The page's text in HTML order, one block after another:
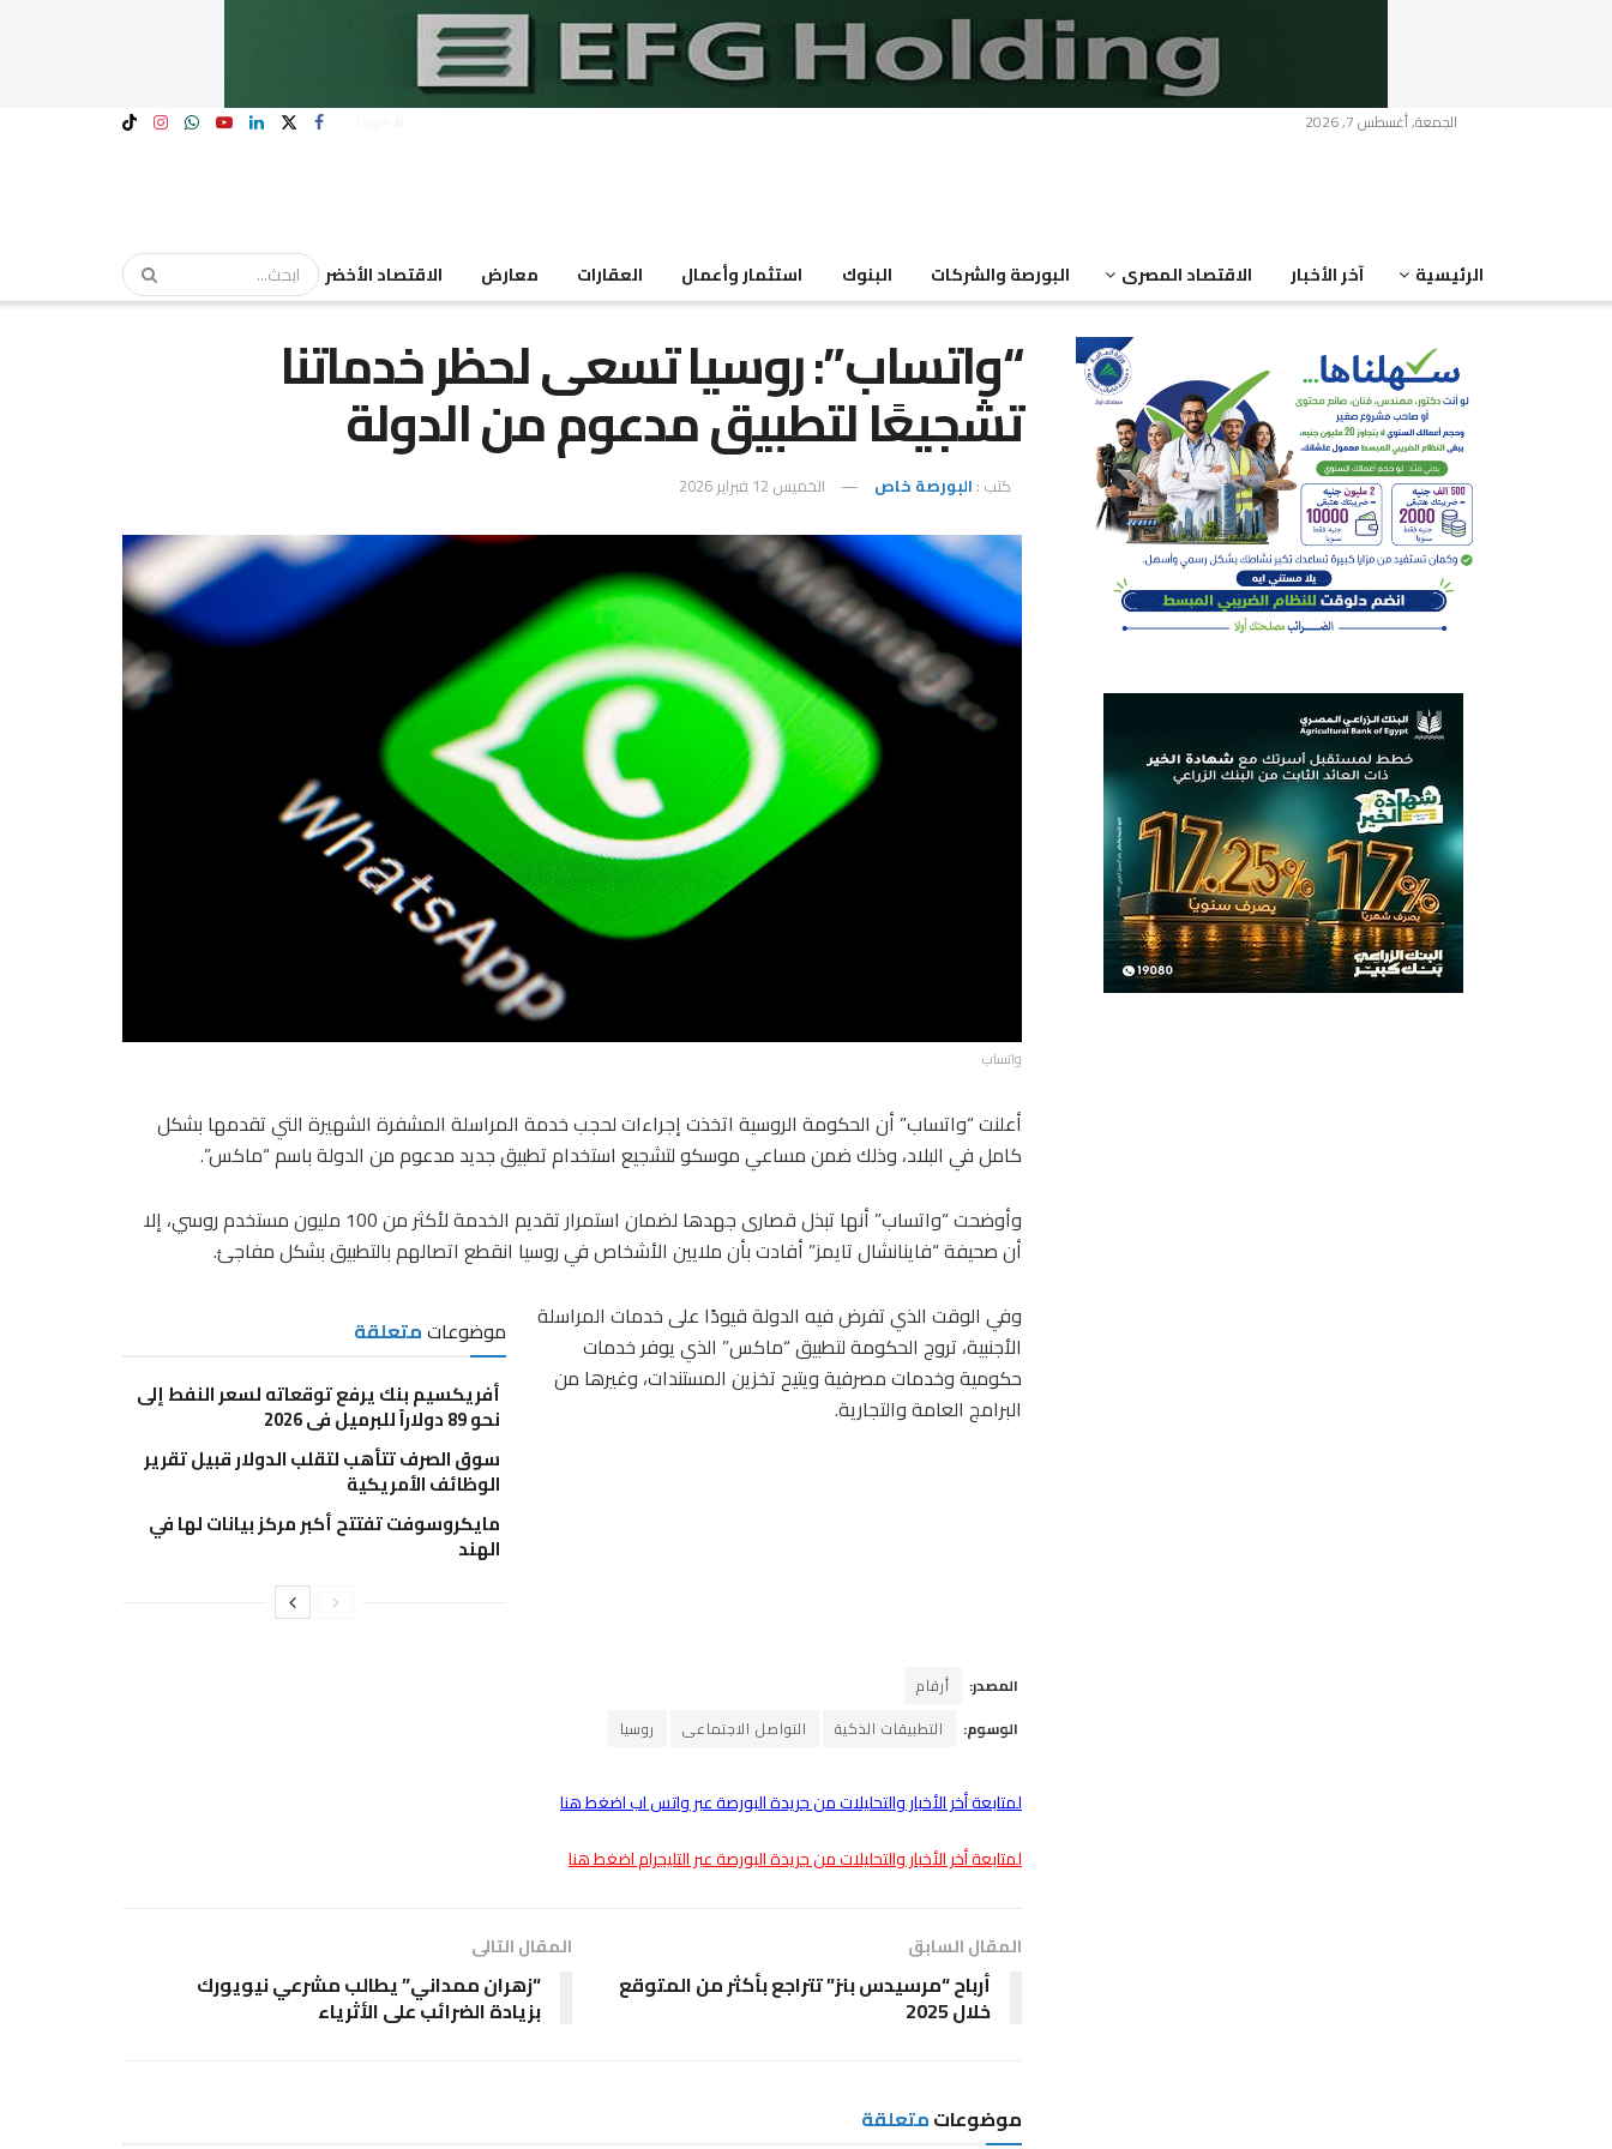
الجمعة, أغسطس 7, 2026
الرئيسية آخر الأخبار الاقتصاد المصرى البورصة والشركات البنوك استثمار وأعمال العقارات معارض الاقتصاد الأخضر
“واتساب”: روسيا تسعى لحظر خدماتنا
تشجيعًا لتطبيق مدعوم من الدولة
كتب : البورصة خاص الخميس 12 فبراير 2026
واتساب
أعلنت “واتساب” أن الحكومة الروسية اتخذت إجراءات لحجب خدمة المراسلة المشفرة الشهيرة التي تقدمها بشكل
كامل في البلاد، وذلك ضمن مساعي موسكو لتشجيع استخدام تطبيق جديد مدعوم من الدولة باسم “ماكس”.
وأوضحت “واتساب” أنها تبذل قصارى جهدها لضمان استمرار تقديم الخدمة لأكثر من 100 مليون مستخدم روسي، إلا
أن صحيفة “فاينانشال تايمز” أفادت بأن ملايين الأشخاص في روسيا انقطع اتصالهم بالتطبيق بشكل مفاجئ.
موضوعاتمتعلقة
أفريكسيم بنك يرفع توقعاته لسعر النفط إلى
نحو 89 دولاراً للبرميل في 2026
سوق الصرف تتأهب لتقلب الدولار قبيل تقرير
الوظائف الأمريكية
مايكروسوفت تفتتح أكبر مركز بيانات لها في
الهند
وفي الوقت الذي تفرض فيه الدولة قيودًا على خدمات المراسلة
الأجنبية، تروج الحكومة لتطبيق “ماكس” الذي يوفر خدمات
حكومية وخدمات مصرفية ويتيح تخزين المستندات، وغيرها من
البرامج العامة والتجارية.
المصدر:
أرقام
الوسوم:
التطبيقات الذكية التواصل الاجتماعى روسيا
لمتابعة أخر الأخبار والتحليلات من جريدة البورصة عبر واتس اب اضغط هنا
لمتابعة أخر الأخبار والتحليلات من جريدة البورصة عبر التليجرام اضغط هنا
المقال السابق
أرباح “مرسيدس بنز” تتراجع بأكثر من المتوقع
خلال 2025
المقال التالى
“زهران ممداني” يطالب مشرعي نيويورك
بزيادة الضرائب على الأثرياء
موضوعاتمتعلقة